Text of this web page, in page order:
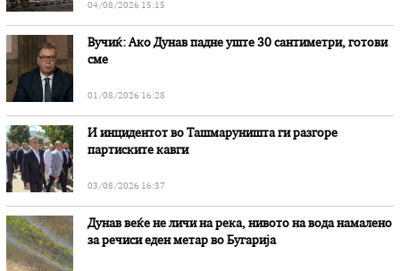
04/08/2026 15:15
Вучиќ: Ако Дунав падне уште 30 сантиметри, готови
сме
01/08/2026 16:28
И инцидентот во Ташмаруништa ги разгоре
партиските кавги
03/08/2026 16:37
Дунав веќе не личи на река, нивото на вода намалено
за речиси еден метар во Бугарија